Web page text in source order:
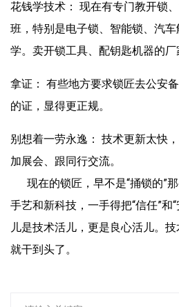
花钱学技术： 现在有专门教开锁
班，特别是电子锁、智能锁、汽
学。卖开锁工具、配钥匙机器的厂
拿证： 有些地方要求锁匠去公安
的证，显得更正规。
别想着一劳永逸： 技术更新太快
加展会、跟同行交流。
现在的锁匠，早不是“捅锁的”
手艺和新科技，一手得把“信任”和
儿是技术活儿，更是良心活儿。
就干到头了。